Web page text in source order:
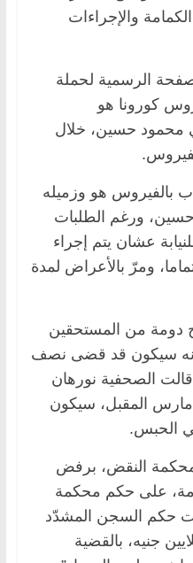
والإجراءات
الرسمية لحملة
كورونا هو
محمود حسين، خلال
بالفيروس هو وزميله
حسين، ورغم الطلبات
عشان يتم إجراء
ومرّ بالأعراض لمدة
دومة من المستحقين
سيكون قد قضى نصف
قالت الصحفية نورهان
المقبل، سيكون
قضت محكمة النقض، برفض
على حكم محكمة
حكم السجن المشدّد
عليه، وتغريمه 6 ملايين جنيه، بالقضية